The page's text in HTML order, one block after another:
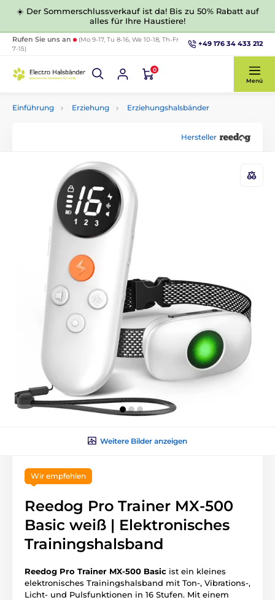
☀️ Der Sommerschlussverkauf ist da! Bis zu 50% Rabatt auf
alles für Ihre Haustiere!
Rufen Sie uns an
(Mo 9-17, Tu 8-16, We 10-18, Th-Fr
7-15)
+49 176 34 433 212
0
Menü
Einführung Erziehung Erziehungshalsbänder
Hersteller
Weitere Bilder anzeigen
Wir empfehlen
Reedog Pro Trainer MX-500
Basic weiß | Elektronisches
Trainingshalsband
Reedog Pro Trainer MX-500 Basic ist ein kleines
elektronisches Trainingshalsband mit Ton-, Vibrations-,
Licht- und Pulsfunktionen in 16 Stufen. Mit einem